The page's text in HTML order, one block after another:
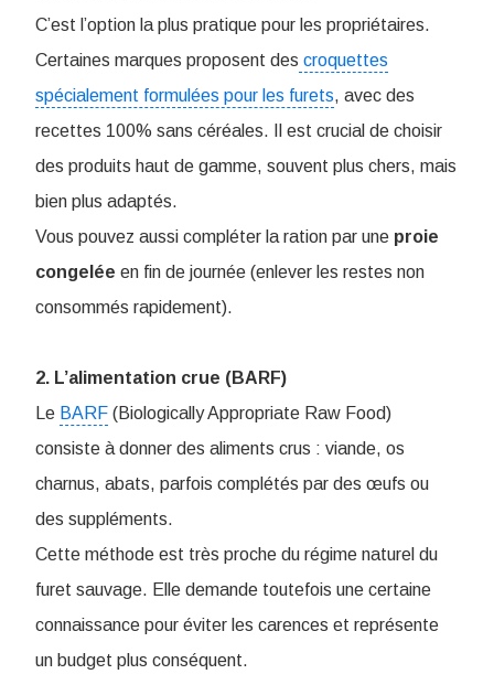
C’est l’option la plus pratique pour les propriétaires.
Certaines marques proposent des croquettes
spécialement formulées pour les furets, avec des
recettes 100% sans céréales. Il est crucial de choisir
des produits haut de gamme, souvent plus chers, mais
bien plus adaptés.
Vous pouvez aussi compléter la ration par une proie
congelée en fin de journée (enlever les restes non
consommés rapidement).
2. L’alimentation crue (BARF)
Le BARF (Biologically Appropriate Raw Food)
consiste à donner des aliments crus : viande, os
charnus, abats, parfois complétés par des œufs ou
des suppléments.
Cette méthode est très proche du régime naturel du
furet sauvage. Elle demande toutefois une certaine
connaissance pour éviter les carences et représente
un budget plus conséquent.